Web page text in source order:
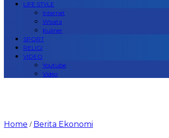
LIFE STYLE
Internet
Wisata
Kuliner
SPORT
RELIGI
VIDEO
Youtube
Video
Home / Berita Ekonomi